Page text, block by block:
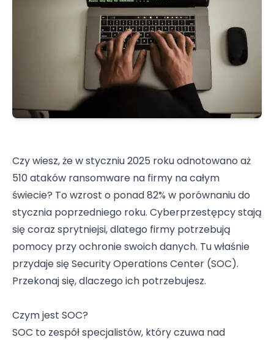
Czy wiesz, że w styczniu 2025 roku odnotowano aż
510 ataków ransomware na firmy na całym
świecie? To wzrost o ponad 82% w porównaniu do
stycznia poprzedniego roku. Cyberprzestępcy stają
się coraz sprytniejsi, dlatego firmy potrzebują
pomocy przy ochronie swoich danych. Tu właśnie
przydaje się Security Operations Center (SOC).
Przekonaj się, dlaczego ich potrzebujesz.
Czym jest SOC?
SOC to zespół specjalistów, który czuwa nad